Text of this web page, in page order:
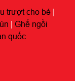
trượt cho bé
Ghế ngồi
quốc